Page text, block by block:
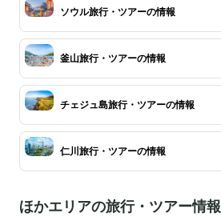
ソウル旅行・ツアーの情報
釜山旅行・ツアーの情報
チェジュ島旅行・ツアーの情報
仁川旅行・ツアーの情報
ほかエリアの旅行・ツアー情報